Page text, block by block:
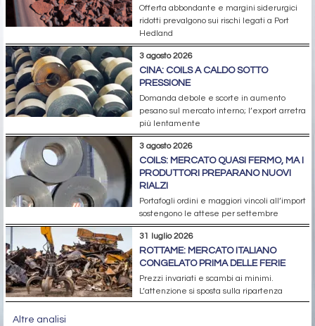
Offerta abbondante e margini siderurgici
ridotti prevalgono sui rischi legati a Port
Hedland
3 agosto 2026
CINA: COILS A CALDO SOTTO
PRESSIONE
Domanda debole e scorte in aumento
pesano sul mercato interno; l’export arretra
più lentamente
3 agosto 2026
COILS: MERCATO QUASI FERMO, MA I
PRODUTTORI PREPARANO NUOVI
RIALZI
Portafogli ordini e maggiori vincoli all’import
sostengono le attese per settembre
31 luglio 2026
ROTTAME: MERCATO ITALIANO
CONGELATO PRIMA DELLE FERIE
Prezzi invariati e scambi ai minimi.
L’attenzione si sposta sulla ripartenza
Altre analisi